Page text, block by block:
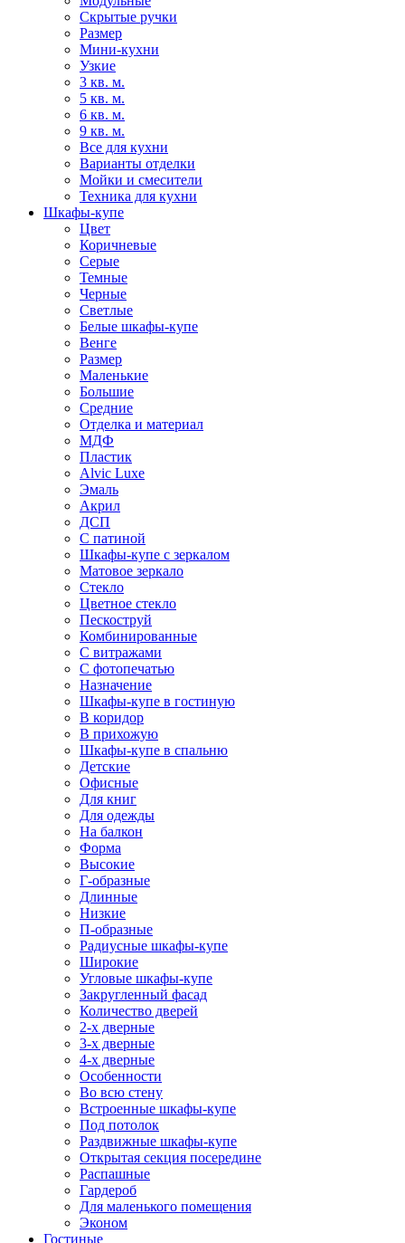
Скрытые ручки
Размер
Мини-кухни
Узкие
3 кв. м.
5 кв. м.
6 кв. м.
9 кв. м.
Все для кухни
Варианты отделки
Мойки и смесители
Техника для кухни
Шкафы-купе
Цвет
Коричневые
Серые
Темные
Черные
Светлые
Белые шкафы-купе
Венге
Размер
Маленькие
Большие
Средние
Отделка и материал
МДФ
Пластик
Alvic Luxe
Эмаль
Акрил
ДСП
С патиной
Шкафы-купе с зеркалом
Матовое зеркало
Стекло
Цветное стекло
Пескоструй
Комбинированные
С витражами
С фотопечатью
Назначение
Шкафы-купе в гостиную
В коридор
В прихожую
Шкафы-купе в спальню
Детские
Офисные
Для книг
Для одежды
На балкон
Форма
Высокие
Г-образные
Длинные
Низкие
П-образные
Радиусные шкафы-купе
Широкие
Угловые шкафы-купе
Закругленный фасад
Количество дверей
2-х дверные
3-х дверные
4-х дверные
Особенности
Во всю стену
Встроенные шкафы-купе
Под потолок
Раздвижные шкафы-купе
Открытая секция посередине
Распашные
Гардероб
Для маленького помещения
Эконом
Гостиные